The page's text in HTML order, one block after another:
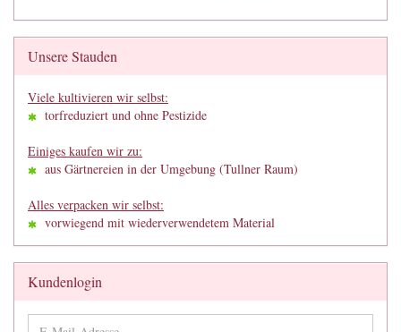
Unsere Stauden
Viele kultivieren wir selbst:
torfreduziert und ohne Pestizide
Einiges kaufen wir zu:
aus Gärtnereien in der Umgebung (Tullner Raum)
Alles verpacken wir selbst:
vorwiegend mit wiederverwendetem Material
Kundenlogin